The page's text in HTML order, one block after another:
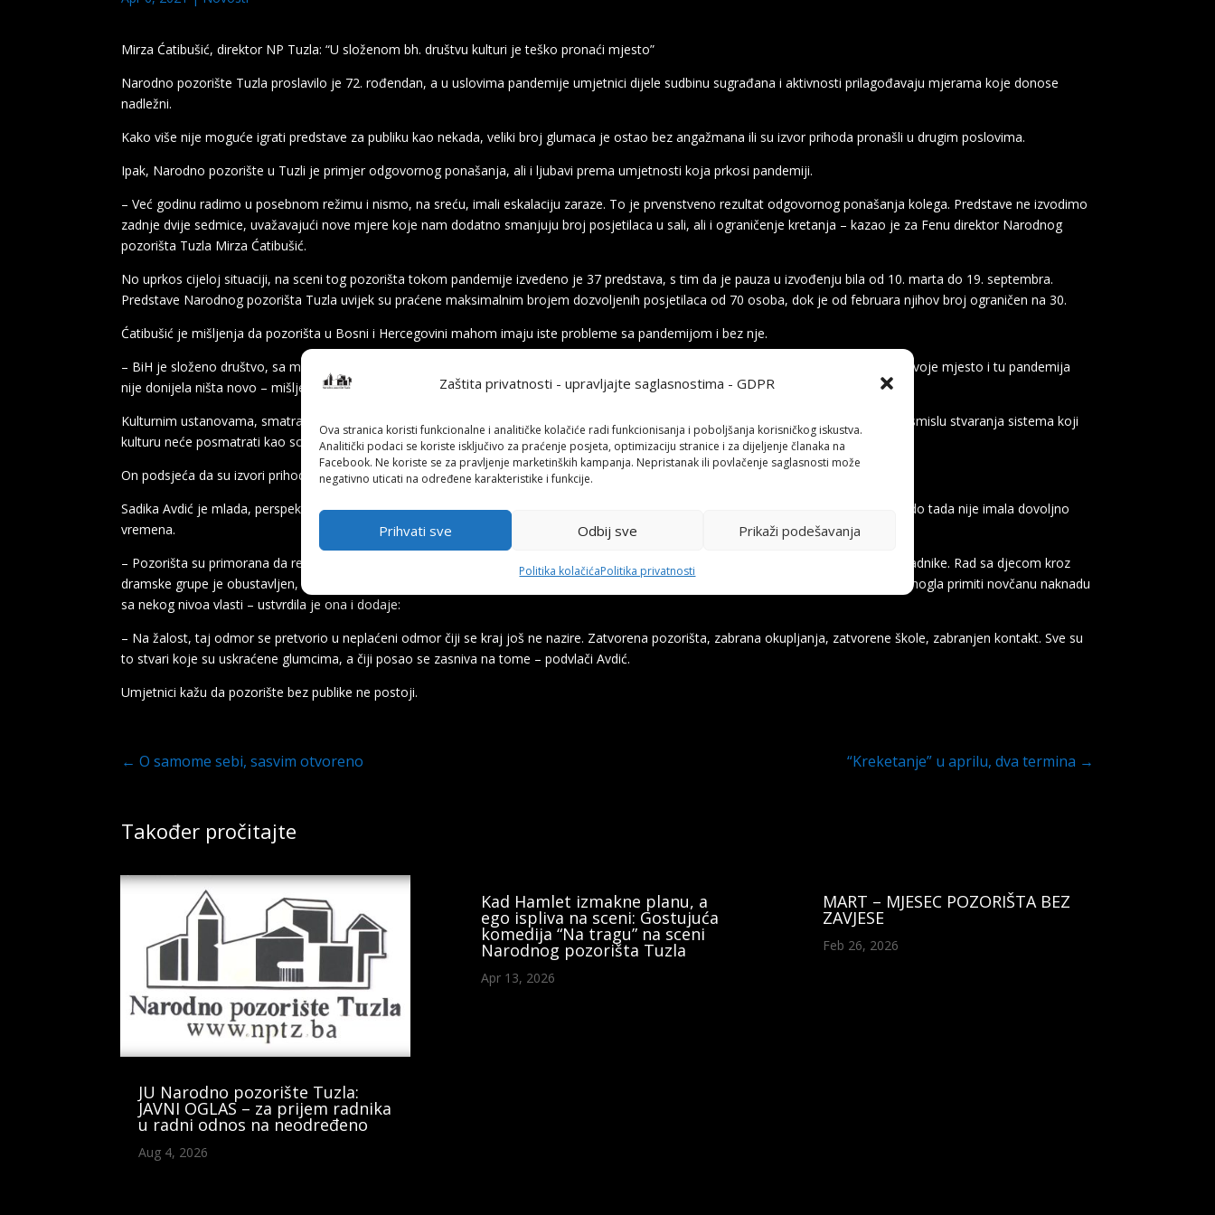
Zaštita privatnosti - upravljajte saglasnostima - GDPR
Ova stranica koristi funkcionalne i analitičke kolačiće radi funkcionisanja i poboljšanja korisničkog iskustva.
Analitički podaci se koriste isključivo za praćenje posjeta, optimizaciju stranice i za dijeljenje članaka na
Facebook. Ne koriste se za pravljenje marketinških kampanja. Nepristanak ili povlačenje saglasnosti može
negativno uticati na određene karakteristike i funkcije.
Prihvati sve Odbij sve Prikaži podešavanja
Politika kolačićaPolitika privatnosti
Mirza Ćatibušić, direktor NP Tuzla: “U složenom bh. društvu kulturi je teško pronaći mjesto”
Narodno pozorište Tuzla proslavilo je 72. rođendan, a u uslovima pandemije umjetnici dijele sudbinu sugrađana i aktivnosti prilagođavaju mjerama koje donose
nadležni.
Kako više nije moguće igrati predstave za publiku kao nekada, veliki broj glumaca je ostao bez angažmana ili su izvor prihoda pronašli u drugim poslovima.
Ipak, Narodno pozorište u Tuzli je primjer odgovornog ponašanja, ali i ljubavi prema umjetnosti koja prkosi pandemiji.
– Već godinu radimo u posebnom režimu i nismo, na sreću, imali eskalaciju zaraze. To je prvenstveno rezultat odgovornog ponašanja kolega. Predstave ne izvodimo
zadnje dvije sedmice, uvažavajući nove mjere koje nam dodatno smanjuju broj posjetilaca u sali, ali i ograničenje kretanja – kazao je za Fenu direktor Narodnog
pozorišta Tuzla Mirza Ćatibušić.
No uprkos cijeloj situaciji, na sceni tog pozorišta tokom pandemije izvedeno je 37 predstava, s tim da je pauza u izvođenju bila od 10. marta do 19. septembra.
Predstave Narodnog pozorišta Tuzla uvijek su praćene maksimalnim brojem dozvoljenih posjetilaca od 70 osoba, dok je od februara njihov broj ograničen na 30.
Ćatibušić je mišljenja da pozorišta u Bosni i Hercegovini mahom imaju iste probleme sa pandemijom i bez nje.
– BiH je složeno društvo, sa mnoštvom problema koji se smjenjuju na dnevnoj osnovi. U takvom društvu jako je teško kulturi pronaći svoje mjesto i tu pandemija
nije donijela ništa novo – mišljenja je Ćatibušić.
Kulturnim ustanovama, smatra on, treba sistemska podrška nevezana za pandemiju jer kultura kao djelatnost treba potpuni zaokret u smislu stvaranja sistema koji
kulturu neće posmatrati kao socijalni slučaj, već kao kulturno blago, što u velikoj mjeri jeste.
On podsjeća da su izvori prihoda u vrijeme pandemije za mlade i nezaposlene glumce zatvoreni te angažmana nema.
Sadika Avdić je mlada, perspektivna glumica koja je na početku karantin vidjela kao priliku za kreativnost, učenje novih vještina za koje do tada nije imala dovoljno
vremena.
– Pozorišta su primorana da repertoar prilagode samo glumcima i glumicama ansambla jer finansijski ne mogu angažovati vanjske saradnike. Rad sa djecom kroz
dramske grupe je obustavljen, filmska industrija skoro da ne postoji. Također, umjetnici u BiH ne spadaju ni u jednu kategoriju koja bi mogla primiti novčanu naknadu
sa nekog nivoa vlasti – ustvrdila je ona i dodaje:
– Na žalost, taj odmor se pretvorio u neplaćeni odmor čiji se kraj još ne nazire. Zatvorena pozorišta, zabrana okupljanja, zatvorene škole, zabranjen kontakt. Sve su
to stvari koje su uskraćene glumcima, a čiji posao se zasniva na tome – podvlači Avdić.
Umjetnici kažu da pozorište bez publike ne postoji.
←O samome sebi, sasvim otvoreno “Kreketanje” u aprilu, dva termina →
Također pročitajte
JU Narodno pozorište Tuzla:
JAVNI OGLAS – za prijem radnika
u radni odnos na neodređeno
Aug 4, 2026
Kad Hamlet izmakne planu, a
ego ispliva na sceni: Gostujuća
komedija “Na tragu” na sceni
Narodnog pozorišta Tuzla
Apr 13, 2026
MART – MJESEC POZORIŠTA BEZ
ZAVJESE
Feb 26, 2026